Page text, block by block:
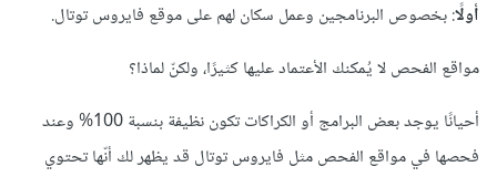
أولًا: بخصوص البرنامجين وعمل سكان لهم على موقع فايروس توتال.
مواقع الفحص لا يُمكنك الأعتماد عليها كثيرًا، ولكنّ لماذا؟
أحيانًا يوجد بعض البرامج أو الكراكات تكون نظيفة بنسبة 100% وعند
فحصها في مواقع الفحص مثل فايروس توتال قد يظهر لك أنّها تحتوي